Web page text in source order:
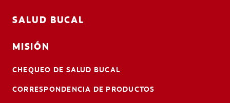
SALUD BUCAL
MISIÓN
CHEQUEO DE SALUD BUCAL
CORRESPONDENCIA DE PRODUCTOS